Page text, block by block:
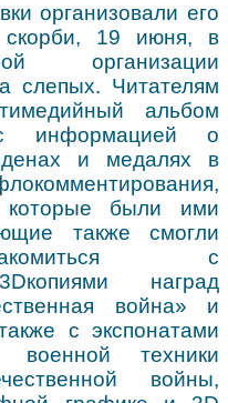
организовали его
19 июня, в
организации
слепых. Читателям
альбом
информацией о
и медалях в
которые были ими
также смогли
с
Dкопиями наград
война» и
с экспонатами
военной техники
войны,